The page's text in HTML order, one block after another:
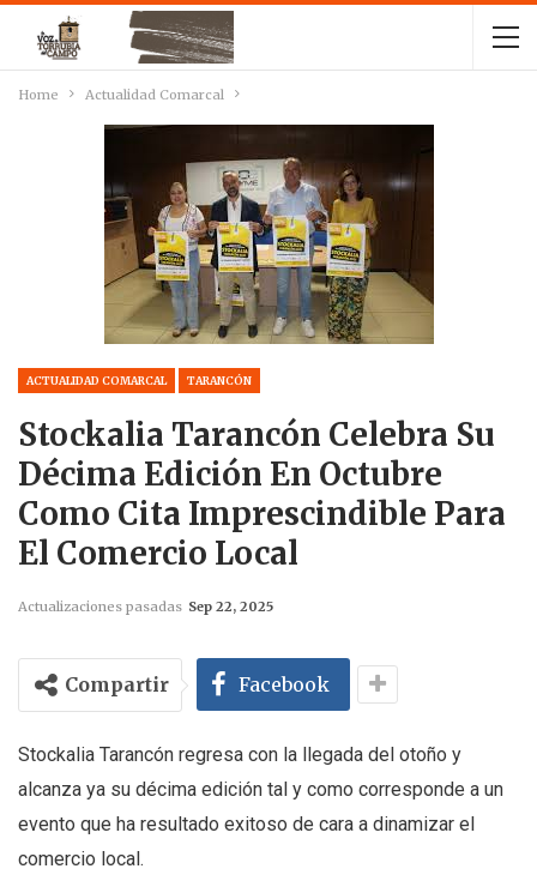
Home Actualidad Comarcal
ACTUALIDAD COMARCAL TARANCÓN
Stockalia Tarancón Celebra Su
Décima Edición En Octubre
Como Cita Imprescindible Para
El Comercio Local
Actualizaciones pasadas Sep 22, 2025
Compartir Facebook
Stockalia Tarancón regresa con la llegada del otoño y
alcanza ya su décima edición tal y como corresponde a un
evento que ha resultado exitoso de cara a dinamizar el
comercio local.